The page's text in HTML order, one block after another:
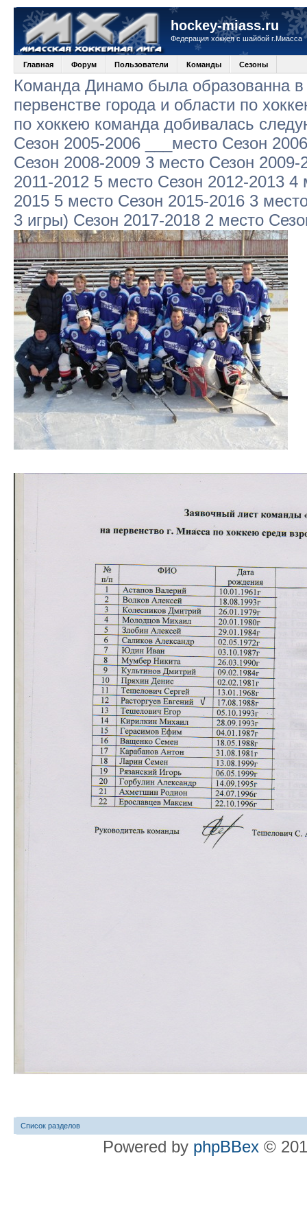
hockey-miass.ru
Федерация хоккея с шайбой г.Миасса
Главная Форум Пользователи Команды Сезоны
Команда Динамо была образованна
первенстве города и области по
по хоккею команда добивалась
Сезон 2005-2006 ___место Сезон
Сезон 2008-2009 3 место Сезон
2011-2012 5 место Сезон 2012-2013
2015 5 место Сезон 2015-2016 3
3 игры) Сезон 2017-2018 2 место
Список разделов
Powered by phpBBex ©